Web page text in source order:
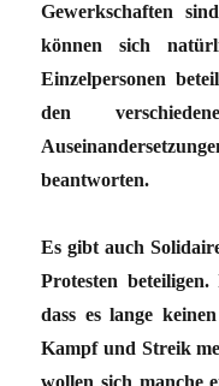
Gewerkschaften
können sich
Einzelpersonen
den
beantworten.
Es gibt auch
Protesten
dass es lange
Kampf und Streik
wollen sich manche